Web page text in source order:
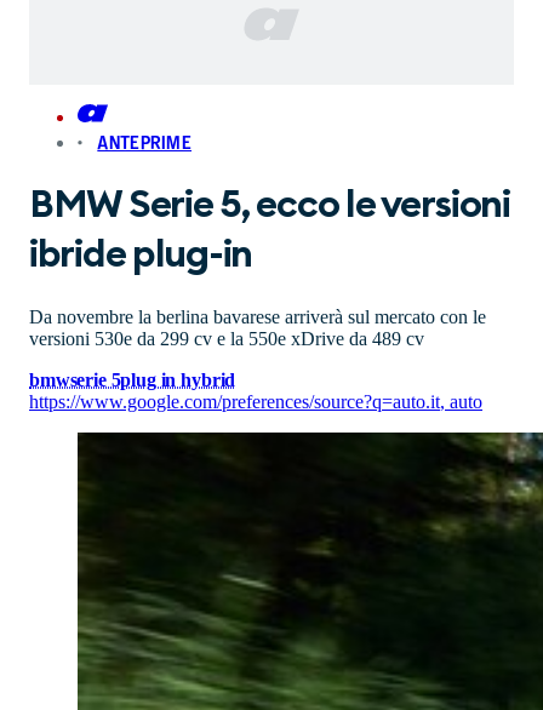
ANTEPRIME
BMW Serie 5, ecco le versioni
ibride plug-in
Da novembre la berlina bavarese arriverà sul mercato con le
versioni 530e da 299 cv e la 550e xDrive da 489 cv
bmwserie 5plug in hybrid
https://www.google.com/preferences/source?q=auto.it, auto